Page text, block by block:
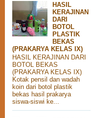
HASIL
KERAJINAN
DARI
BOTOL
PLASTIK
BEKAS
(PRAKARYA KELAS IX)
HASIL KERAJINAN DARI
BOTOL BEKAS
(PRAKARYA KELAS IX)
Kotak pensil dan wadah
koin dari botol plastik
bekas hasil prakarya
siswa-siswi ke...